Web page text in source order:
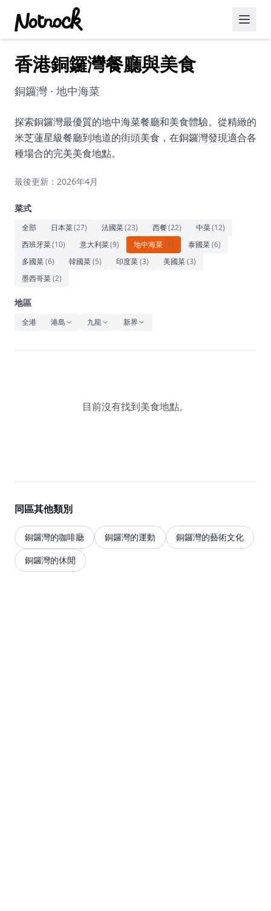
精選活動
博客文章
約會好去處
美食佳餚
藝術文化
休閒
音樂
香港銅鑼灣餐廳與美食
銅鑼灣 · 地中海菜
探索銅鑼灣最優質的地中海菜餐廳和美食體驗。從精緻的
米芝蓮星級餐廳到地道的街頭美食，在銅鑼灣發現適合各
種場合的完美美食地點。
最後更新：2026年4月
菜式
全部 日本菜(27) 法國菜(23) 西餐(22) 中菜(12)
西班牙菜(10) 意大利菜(9) 地中海菜(7) 泰國菜(6)
多國菜(6) 韓國菜(5) 印度菜(3) 美國菜(3)
墨西哥菜(2)
地區
全港 港島 九龍 新界
目前沒有找到美食地點。
同區其他類別
銅鑼灣的咖啡廳 銅鑼灣的運動
銅鑼灣的藝術文化
銅鑼灣的休閒